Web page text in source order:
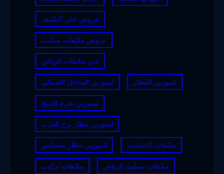
عروض على التكييف
عروض مكيفات سبليت
فني مكيفات الرياض
ليموزين الساحل الشمالي ليموزين المطار
ليموزين شرم الشيخ
ليموزين مطار برج العرب
ليموزين مطار سفنكس مكيفات الاسبليت
مكيفات تركيب مكيفات سبليت الرياض